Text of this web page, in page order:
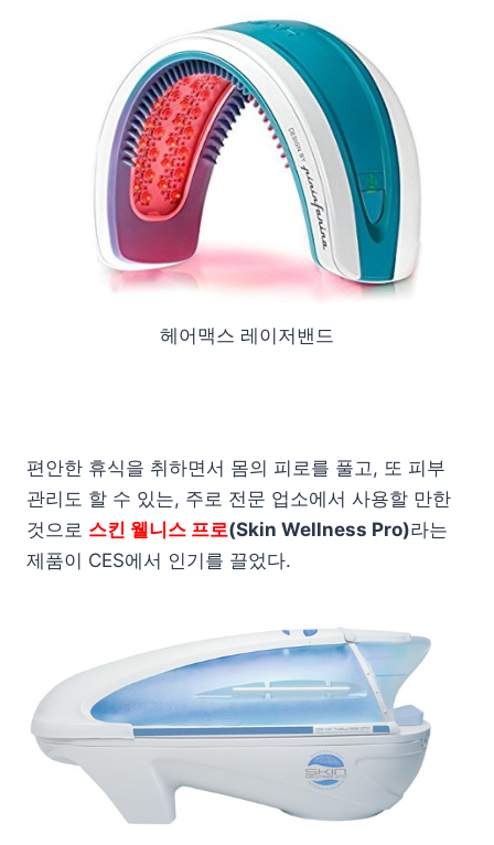
헤어맥스 레이저밴드
편안한 휴식을 취하면서 몸의 피로를 풀고, 또 피부
관리도 할 수 있는, 주로 전문 업소에서 사용할 만한
것으로 스킨 웰니스 프로(Skin Wellness Pro)라는
제품이 CES에서 인기를 끌었다.